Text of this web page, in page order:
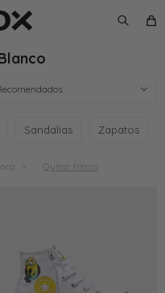
Sandalias Zapatos
Quitar filtros